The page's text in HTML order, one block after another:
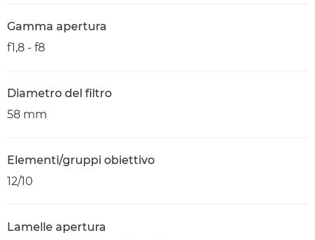
Gamma apertura
f1,8 - f8
Diametro del filtro
58 mm
Elementi/gruppi obiettivo
12/10
Lamelle apertura